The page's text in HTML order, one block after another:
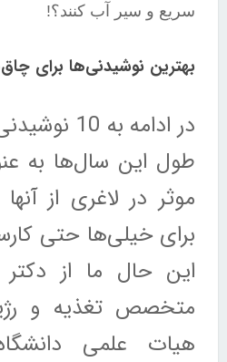
سریع و سیر آب کنند؟!
بهترین نوشیدنی‌ها برای
در ادامه
طول این سال‌ها به
موثر در لاغری از
برای خیلی‌ها حتی
این حال ما از
متخصص تغذیه و
هیات علمی